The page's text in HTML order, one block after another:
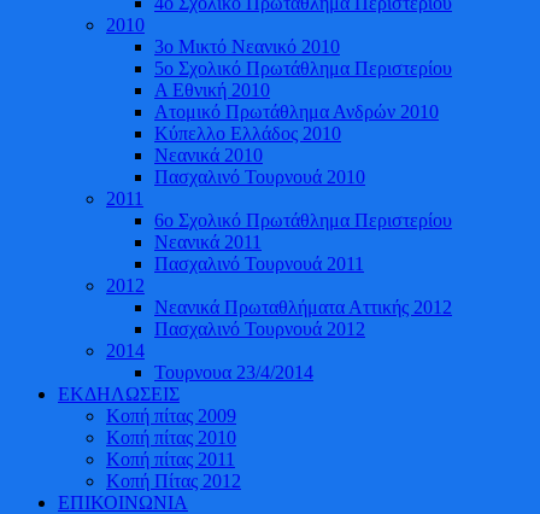
2010
3ο Μικτό Νεανικό 2010
5ο Σχολικό Πρωτάθλημα Περιστερίου
Α Εθνική 2010
Ατομικό Πρωτάθλημα Ανδρών 2010
Κύπελλο Ελλάδος 2010
Νεανικά 2010
Πασχαλινό Τουρνουά 2010
2011
6ο Σχολικό Πρωτάθλημα Περιστερίου
Νεανικά 2011
Πασχαλινό Τουρνουά 2011
2012
Νεανικά Πρωταθλήματα Αττικής 2012
Πασχαλινό Τουρνουά 2012
2014
Τουρνουα 23/4/2014
ΕΚΔΗΛΩΣΕΙΣ
Κοπή πίτας 2009
Κοπή πίτας 2010
Κοπή πίτας 2011
Κοπή Πίτας 2012
ΕΠΙΚΟΙΝΩΝΙΑ